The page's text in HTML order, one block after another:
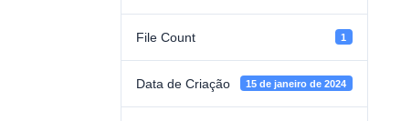
File Count 1
Data de Criação 15 de janeiro de 2024